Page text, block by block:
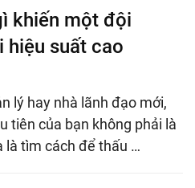
khiến một đội
hiệu suất cao
lý hay nhà lãnh đạo mới,
tiên của bạn không phải là
là tìm cách để thấu …